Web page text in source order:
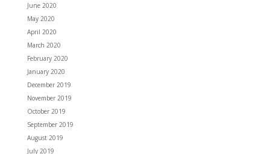
June 2020
May 2020
April 2020
March 2020
February 2020
January 2020
December 2019
November 2019
October 2019
September 2019
August 2019
July 2019